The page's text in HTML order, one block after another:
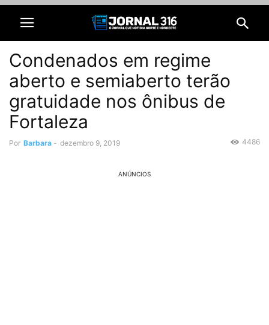
Condenados em regime
aberto e semiaberto terão
gratuidade nos ônibus de
Fortaleza
Por Barbara - dezembro 9, 2019 4486
ANÚNCIOS